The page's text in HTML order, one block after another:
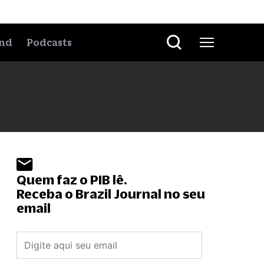
Podcasts
Quem faz o PIB lê.
Receba o Brazil Journal no seu
email